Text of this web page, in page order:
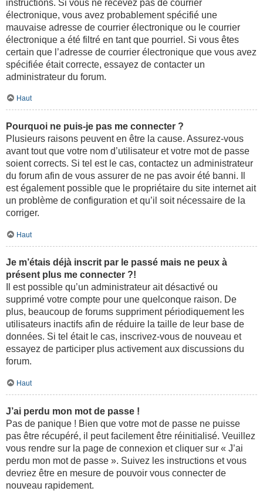
instructions. Si vous ne recevez pas de courrier
électronique, vous avez probablement spécifié une
mauvaise adresse de courrier électronique ou le courrier
électronique a été filtré en tant que pourriel. Si vous êtes
certain que l’adresse de courrier électronique que vous avez
spécifiée était correcte, essayez de contacter un
administrateur du forum.
Haut
Pourquoi ne puis-je pas me connecter ?
Plusieurs raisons peuvent en être la cause. Assurez-vous
avant tout que votre nom d’utilisateur et votre mot de passe
soient corrects. Si tel est le cas, contactez un administrateur
du forum afin de vous assurer de ne pas avoir été banni. Il
est également possible que le propriétaire du site internet ait
un problème de configuration et qu’il soit nécessaire de la
corriger.
Haut
Je m’étais déjà inscrit par le passé mais ne peux à
présent plus me connecter ?!
Il est possible qu’un administrateur ait désactivé ou
supprimé votre compte pour une quelconque raison. De
plus, beaucoup de forums suppriment périodiquement les
utilisateurs inactifs afin de réduire la taille de leur base de
données. Si tel était le cas, inscrivez-vous de nouveau et
essayez de participer plus activement aux discussions du
forum.
Haut
J’ai perdu mon mot de passe !
Pas de panique ! Bien que votre mot de passe ne puisse
pas être récupéré, il peut facilement être réinitialisé. Veuillez
vous rendre sur la page de connexion et cliquer sur « J’ai
perdu mon mot de passe ». Suivez les instructions et vous
devriez être en mesure de pouvoir vous connecter de
nouveau rapidement.